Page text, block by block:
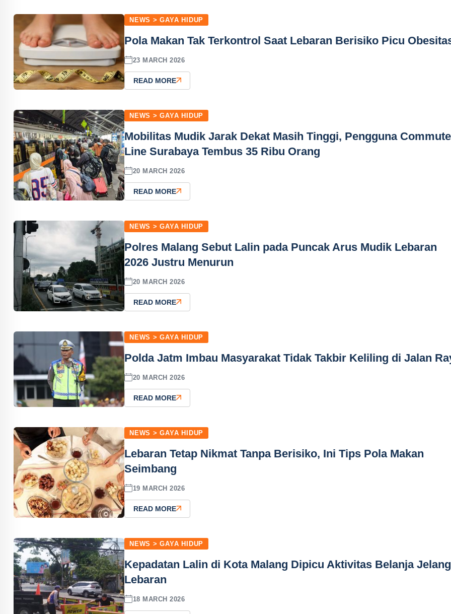
NEWS > GAYA HIDUP
Pola Makan Tak Terkontrol Saat Lebaran Berisiko Picu
23 MARCH 2026
READ MORE
NEWS > GAYA HIDUP
Mobilitas Mudik Jarak Dekat Masih Tinggi, Pengguna
Line Surabaya Tembus 35 Ribu Orang
20 MARCH 2026
READ MORE
NEWS > GAYA HIDUP
Polres Malang Sebut Lalin pada Puncak Arus Mudik Lebaran
2026 Justru Menurun
20 MARCH 2026
READ MORE
NEWS > GAYA HIDUP
Polda Jatm Imbau Masyarakat Tidak Takbir Keliling di Jalan
20 MARCH 2026
READ MORE
NEWS > GAYA HIDUP
Lebaran Tetap Nikmat Tanpa Berisiko, Ini Tips Pola Makan
Seimbang
19 MARCH 2026
READ MORE
NEWS > GAYA HIDUP
Kepadatan Lalin di Kota Malang Dipicu Aktivitas Belanja Jelang
Lebaran
18 MARCH 2026